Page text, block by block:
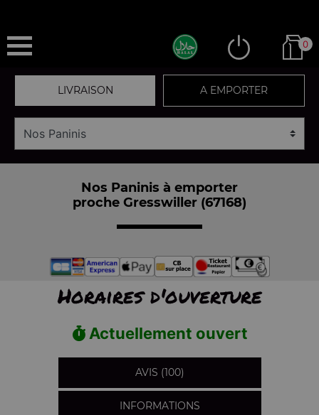
0
LIVRAISON A EMPORTER
Nos Paninis à emporter
proche Gresswiller (67168)
Horaires d'ouverture
Actuellement ouvert
AVIS (100)
INFORMATIONS